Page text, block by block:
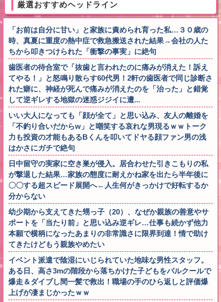
厳選おすすめヘッドライン
「お前は自分に甘い」と家族に責められ育った私…３０歳の
時、真夏に重度の熱中症で救急搬送された結果→会社の人た
ちから叩きつけられた「衝撃の事実」に絶句
歯医者の待合室で「抜歯と言われたのに痛みが消えた！訴え
てやる！」と怒鳴り散らす60代男！2軒の歯医者で同じ診断さ
れた癖に、神経が死んで痛みが消えたのを「治った」と錯覚
して逆ギレする地獄の迷惑ジジイに遭...
いい大人になっても「顔が全て」と思い込み、友人の離婚を
「不釣り合いだからw」と嘲笑する哀れな男現るｗｗトーク
力も投資の才能もあるBくんを叩いてドヤる顔ファン男の浅
はかさにガチで絶句
日中留守の実家に空き巣が侵入。居合わせた引きこもりの私
が撃退した結果…家族の態度に耐えかね家を出たら半年後に
〇〇する超スピード展開へ←人生何がきっかけで好転するか
分からない
幼少期から支えてきた甥っ子（20）、なぜか親族の善意やサ
ポートを「当たり前」と思い込み逆ギレ…仕事も続かず他力
本願で横柄になったあまりの非常識さに限界到達！情で助け
てきたけどもう親族やめたい
イベント派遣で陰湿にいじられていた地味な男性スタッフ。
ある日、高さ3mの階段から落ちかけた子どもをパルクールで
爆走＆ダイブし間一髪で救出！職場の手のひら返しと評価爆
上げが凄まじかったｗｗ